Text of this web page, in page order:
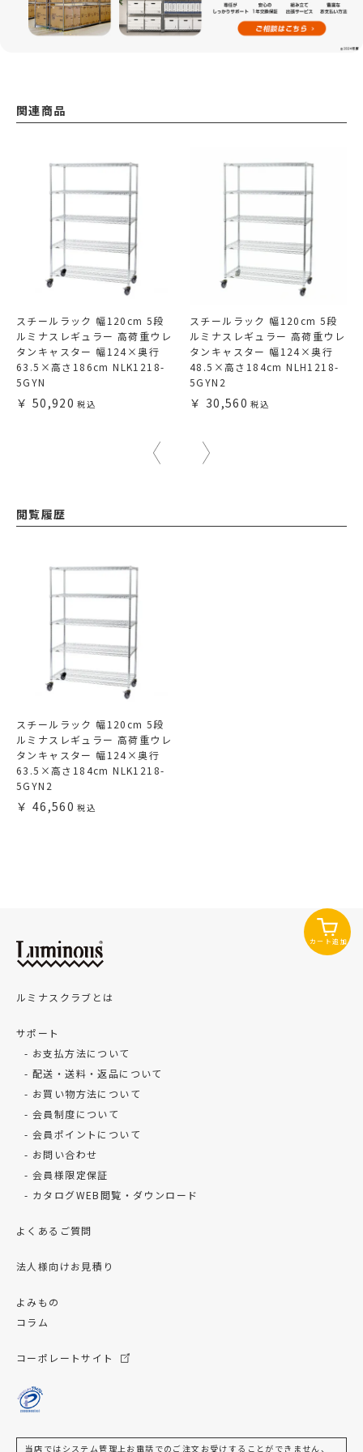
関連商品
スチールラック 幅120cm 5段
ルミナスレギュラー 高荷重ウレ
タンキャスター 幅124×奥行
63.5×高さ186cm NLK1218-
5GYN
50,920
スチールラック 幅120cm 5段
ルミナスレギュラー 高荷重ウレ
タンキャスター 幅124×奥行
48.5×高さ184cm NLH1218-
5GYN2
30,560
閲覧履歴
スチールラック 幅120cm 5段
ルミナスレギュラー 高荷重ウレ
タンキャスター 幅124×奥行
63.5×高さ184cm NLK1218-
5GYN2
46,560
カート追加
ルミナスクラブとは
サポート
お支払方法について
配送・送料・返品について
お買い物方法について
会員制度について
会員ポイントについて
お問い合わせ
会員様限定保証
カタログWEB閲覧・ダウンロード
よくあるご質問
法人様向けお見積り
よみもの
コラム
コーポレートサイト
当店ではシステム管理上お電話でのご注文お受けすることができません、